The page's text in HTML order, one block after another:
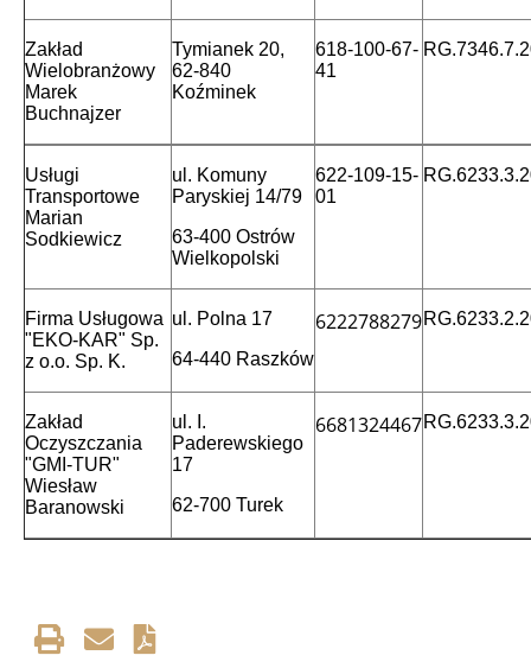
Zakład
Wielobranżowy
Marek
Buchnajzer
Tymianek 20,
62-840
Koźminek
618-100-67-
41
Usługi
Transportowe
Marian
Sodkiewicz
ul. Komuny
Paryskiej 14/79
63-400 Ostrów
Wielkopolski
622-109-15-
01
Firma Usługowa
"EKO-KAR" Sp.
z o.o. Sp. K.
ul. Polna 17
64-440 Raszków
6222788279
Zakład
Oczyszczania
"GMI-TUR"
Wiesław
Baranowski
ul. I.
Paderewskiego
17
62-700 Turek
6681324467